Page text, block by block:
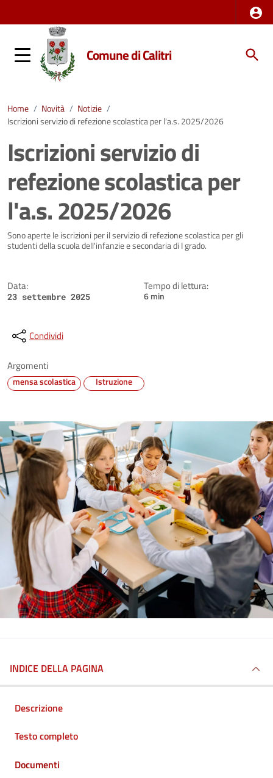
Comune di Calitri
Home / Novità / Notizie /
Iscrizioni servizio di refezione scolastica per l'a.s. 2025/2026
Iscrizioni servizio di
refezione scolastica per
l'a.s. 2025/2026
Dettagli della notizia
Sono aperte le iscrizioni per il servizio di refezione scolastica per gli
studenti della scuola dell'infanzie e secondaria di I grado.
Data:
23 settembre 2025
Tempo di lettura:
6 min
Condividi
Argomenti
mensa scolastica Istruzione
INDICE DELLA PAGINA
Descrizione
Testo completo
Documenti